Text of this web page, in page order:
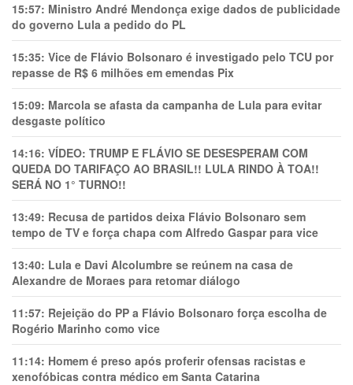
15:57: Ministro André Mendonça exige dados de publicidade
do governo Lula a pedido do PL
15:35: Vice de Flávio Bolsonaro é investigado pelo TCU por
repasse de R$ 6 milhões em emendas Pix
15:09: Marcola se afasta da campanha de Lula para evitar
desgaste político
14:16: VÍDEO: TRUMP E FLÁVIO SE DESESPERAM COM
QUEDA DO TARIFAÇO AO BRASIL!! LULA RINDO À TOA!!
SERÁ NO 1° TURNO!!
13:49: Recusa de partidos deixa Flávio Bolsonaro sem
tempo de TV e força chapa com Alfredo Gaspar para vice
13:40: Lula e Davi Alcolumbre se reúnem na casa de
Alexandre de Moraes para retomar diálogo
11:57: Rejeição do PP a Flávio Bolsonaro força escolha de
Rogério Marinho como vice
11:14: Homem é preso após proferir ofensas racistas e
xenofóbicas contra médico em Santa Catarina